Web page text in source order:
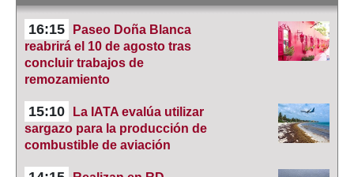
16:15
Paseo Doña Blanca
reabrirá el 10 de agosto tras
concluir trabajos de
remozamiento
15:10
La IATA evalúa utilizar
sargazo para la producción de
combustible de aviación